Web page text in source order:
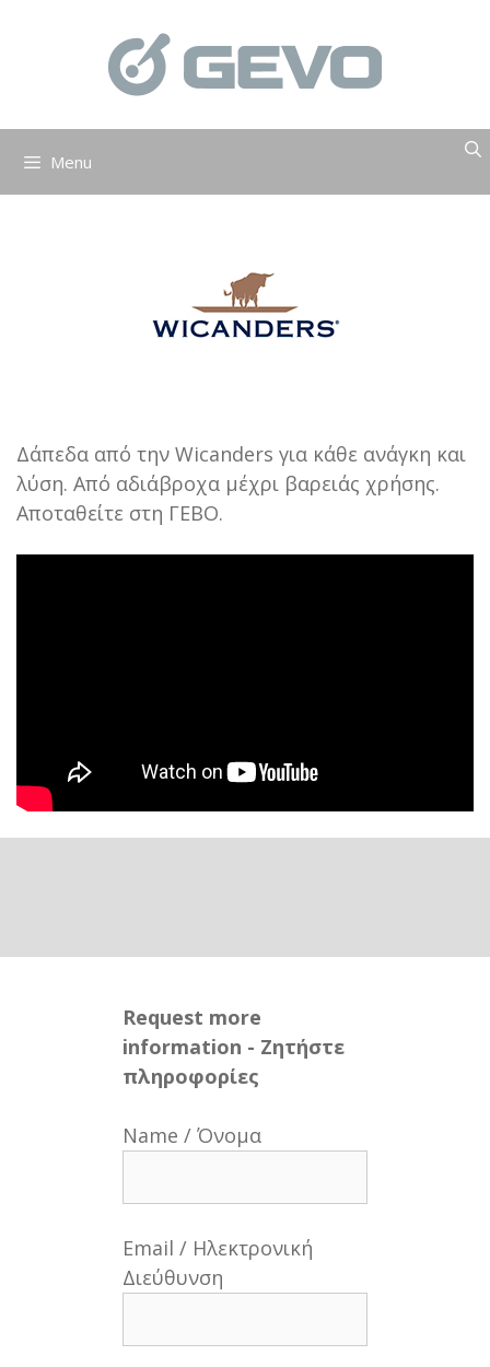
περιεχόμενο
Menu
Δάπεδα από την Wicanders για κάθε ανάγκη και
λύση. Από αδιάβροχα μέχρι βαρειάς χρήσης.
Αποταθείτε στη ΓΕΒΟ.
Request more
information - Ζητήστε
πληροφορίες
Name / Όνομα
Email / Ηλεκτρονική
Διεύθυνση